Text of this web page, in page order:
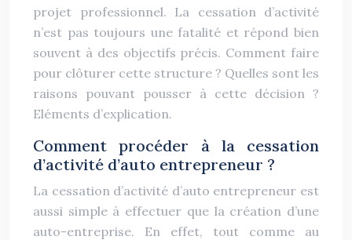
projet professionnel. La cessation d’activité
n’est pas toujours une fatalité et répond bien
souvent à des objectifs précis. Comment faire
pour clôturer cette structure ? Quelles sont les
raisons pouvant pousser à cette décision ?
Eléments d’explication.
Comment procéder à la cessation
d’activité d’auto entrepreneur ?
La cessation d’activité d’auto entrepreneur est
aussi simple à effectuer que la création d’une
auto-entreprise. En effet, tout comme au